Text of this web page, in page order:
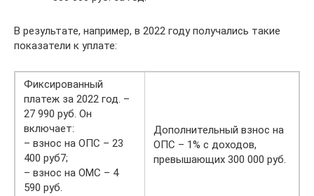
В результате, например, в 2022 году получались такие
показатели к уплате:
Фиксированный
платеж за 2022 год. –
27 990 руб. Он
включает:
– взнос на ОПС – 23
400 руб7;
– взнос на ОМС – 4
590 руб.
Дополнительный взнос на
ОПС – 1% с доходов,
превышающих 300 000 руб.